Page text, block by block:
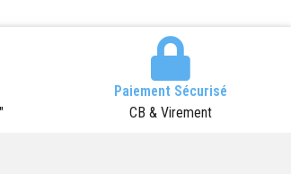
Paiement Sécurisé
CB & Virement